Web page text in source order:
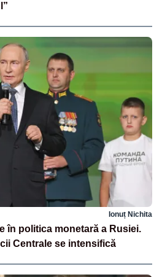
Ionuț Nichita
în politica monetară a Rusiei.
Centrale se intensifică